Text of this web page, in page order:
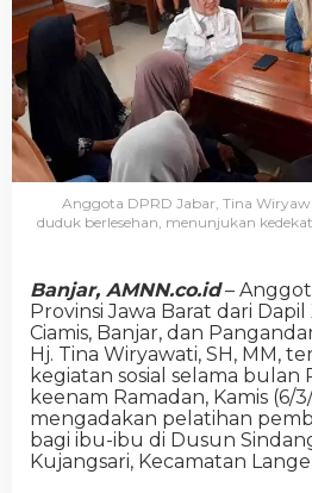
Anggota DPRD Jabar, Tina
duduk berlesehan, menunjukan
Banjar, AMNN.co.id–
Provinsi Jawa Barat dari
Ciamis, Banjar, dan
Hj. Tina Wiryawati, SH, MM,
kegiatan sosial selama bulan
keenam Ramadan, Kamis (6/
mengadakan pelatihan
bagi ibu-ibu di Dusun
Kujangsari, Kecamatan